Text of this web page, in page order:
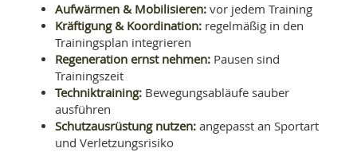
Aufwärmen & Mobilisieren:vor jedem Training
Kräftigung & Koordination:regelmäßig in den
Trainingsplan integrieren
Regeneration ernst nehmen:Pausen sind
Trainingszeit
Techniktraining:Bewegungsabläufe sauber
ausführen
Schutzausrüstung nutzen:angepasst an Sportart
und Verletzungsrisiko